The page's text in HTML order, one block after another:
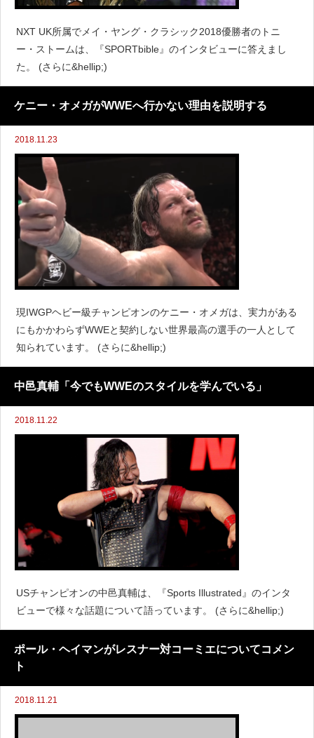
NXT UK所属でメイ・ヤング・クラシック2018優勝者のトニ
ー・ストームは、『SPORTbible』のインタビューに答えまし
た。 (さらに&hellip;)
ケニー・オメガがWWEへ行かない理由を説明する
2018.11.23
現IWGPヘビー級チャンピオンのケニー・オメガは、実力がある
にもかかわらずWWEと契約しない世界最高の選手の一人として
知られています。 (さらに&hellip;)
中邑真輔「今でもWWEのスタイルを学んでいる」
2018.11.22
USチャンピオンの中邑真輔は、『Sports Illustrated』のインタ
ビューで様々な話題について語っています。 (さらに&hellip;)
ポール・ヘイマンがレスナー対コーミエについてコメン
ト
2018.11.21